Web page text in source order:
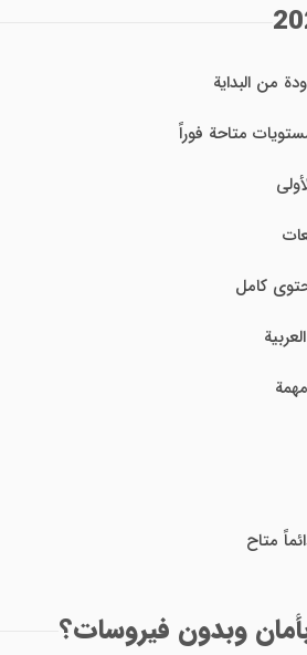
من البداية
متاحة فوراً
كامل
متاح
وبدون فيروسات؟